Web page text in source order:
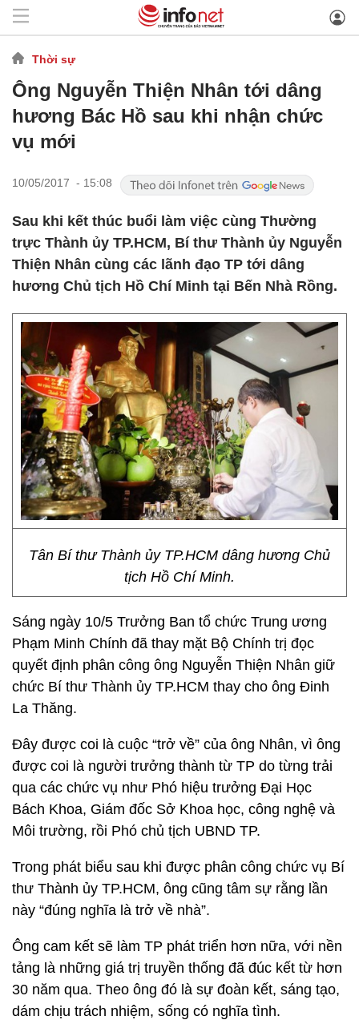
Thời sự
Ông Nguyễn Thiện Nhân tới dâng
hương Bác Hồ sau khi nhận chức
vụ mới
10/05/2017 - 15:08
Sau khi kết thúc buổi làm việc cùng Thường
trực Thành ủy TP.HCM, Bí thư Thành ủy Nguyễn
Thiện Nhân cùng các lãnh đạo TP tới dâng
hương Chủ tịch Hồ Chí Minh tại Bến Nhà Rồng.
Tân Bí thư Thành ủy TP.HCM dâng hương Chủ
tịch Hồ Chí Minh.
Sáng ngày 10/5 Trưởng Ban tổ chức Trung ương
Phạm Minh Chính đã thay mặt Bộ Chính trị đọc
quyết định phân công ông Nguyễn Thiện Nhân giữ
chức Bí thư Thành ủy TP.HCM thay cho ông Đinh
La Thăng.
Đây được coi là cuộc “trở về” của ông Nhân, vì ông
được coi là người trưởng thành từ TP do từng trải
qua các chức vụ như Phó hiệu trưởng Đại Học
Bách Khoa, Giám đốc Sở Khoa học, công nghệ và
Môi trường, rồi Phó chủ tịch UBND TP.
Trong phát biểu sau khi được phân công chức vụ Bí
thư Thành ủy TP.HCM, ông cũng tâm sự rằng lần
này “đúng nghĩa là trở về nhà”.
Ông cam kết sẽ làm TP phát triển hơn nữa, với nền
tảng là những giá trị truyền thống đã đúc kết từ hơn
30 năm qua. Theo ông đó là sự đoàn kết, sáng tạo,
dám chịu trách nhiệm, sống có nghĩa tình.